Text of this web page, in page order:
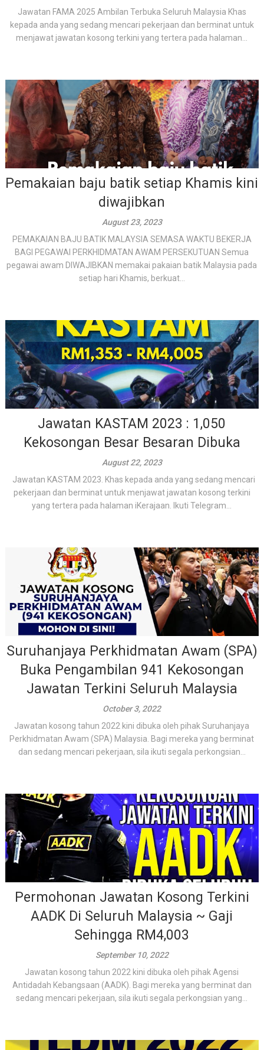
Jawatan FAMA 2025 Ambilan Terbuka Seluruh Malaysia Khas
kepada anda yang sedang mencari pekerjaan dan berminat untuk
menjawat jawatan kosong terkini yang tertera pada halaman...
Pemakaian baju batik setiap Khamis kini
diwajibkan
August 23, 2023
PEMAKAIAN BAJU BATIK MALAYSIA SEMASA WAKTU BEKERJA
BAGI PEGAWAI PERKHIDMATAN AWAM PERSEKUTUAN Semua
pegawai awam DIWAJIBKAN memakai pakaian batik Malaysia pada
setiap hari Khamis, berkuat...
Jawatan KASTAM 2023 : 1,050
Kekosongan Besar Besaran Dibuka
August 22, 2023
Jawatan KASTAM 2023. Khas kepada anda yang sedang mencari
pekerjaan dan berminat untuk menjawat jawatan kosong terkini
yang tertera pada halaman iKerajaan. Ikuti Telegram...
Suruhanjaya Perkhidmatan Awam (SPA)
Buka Pengambilan 941 Kekosongan
Jawatan Terkini Seluruh Malaysia
October 3, 2022
Jawatan kosong tahun 2022 kini dibuka oleh pihak Suruhanjaya
Perkhidmatan Awam (SPA) Malaysia. Bagi mereka yang berminat
dan sedang mencari pekerjaan, sila ikuti segala perkongsian...
Permohonan Jawatan Kosong Terkini
AADK Di Seluruh Malaysia ~ Gaji
Sehingga RM4,003
September 10, 2022
Jawatan kosong tahun 2022 kini dibuka oleh pihak Agensi
Antidadah Kebangsaan (AADK). Bagi mereka yang berminat dan
sedang mencari pekerjaan, sila ikuti segala perkongsian yang...